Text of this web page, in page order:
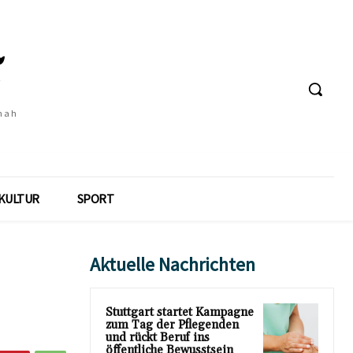
SPORT
Aktuelle Nachrichten
Stuttgart startet Kampagne
zum Tag der Pflegenden
und rückt Beruf ins